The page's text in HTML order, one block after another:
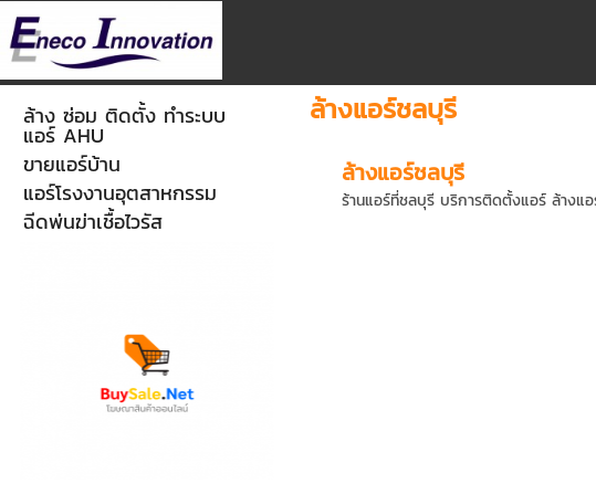
ล้าง ซ่อม ติดตั้ง ทำระบบ
แอร์ AHU
ขายแอร์บ้าน
แอร์โรงงานอุตสาหกรรม
ฉีดพ่นฆ่าเชื้อไวรัส
ล้างแอร์ชลบุรี
ล้างแอร์ชลบุรี
ร้านแอร์ที่ชลบุรี บริการติดตั้งแอร์ ล้างแ